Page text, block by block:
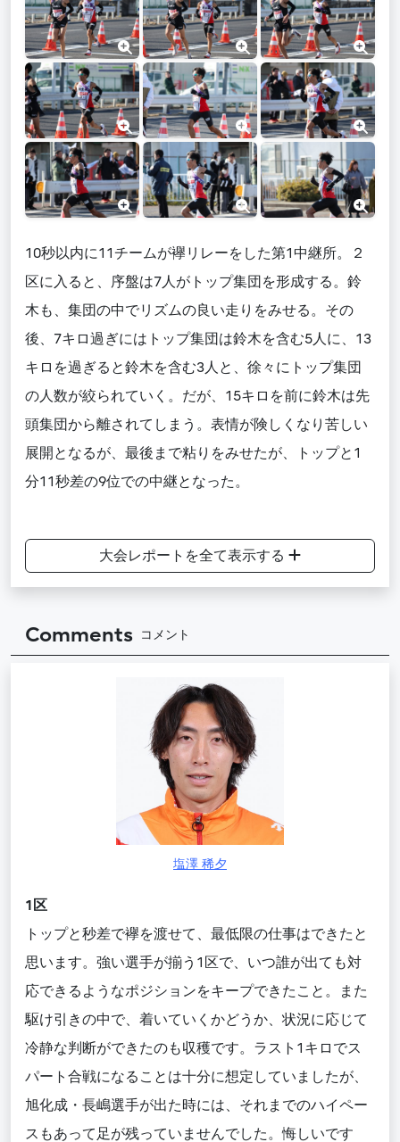
10秒以内に11チームが襷リレーをした第1中継所。
２
区に入ると、 序盤は7人がトップ集団を形成する。 鈴
木も、 集団の中でリズムの良い走りをみせる。その
後、7キロ過ぎにはトップ集団は鈴木を含む5人に、13
キロを過ぎると鈴木を含む3人と、徐々にトップ集団
の人数が絞られていく。だが、15キロを前に鈴木は先
頭集団から離されてしまう。表情が険しくなり苦しい
展開となるが、最後まで粘りをみせたが、
トップと1
分11秒差の9位での中継となった。
大会レポートを全て表示する
Comments コメント
塩澤 稀夕
1区
トップと秒差で襷を渡せて 、最低限の仕事はできたと
思います。強い選手が揃う1区で、いつ誰が出ても対
応できるようなポジションをキープできたこと。また
駆け引きの中で、 着いていくかどうか、状況に応じて
冷静な判断ができ たのも収穫です。 ラスト1キロでス
パート合戦になること は十分に想定していましたが、
旭化成・長嶋選手が出た時には、それまでのハイペー
スもあって足が残っていませんでした。悔しいです